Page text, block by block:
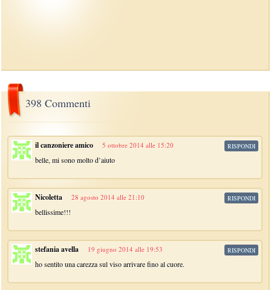
398 Commenti
il canzoniere amico 5 ottobre 2014 alle 15:20
belle, mi sono molto d’aiuto
RISPONDI
Nicoletta 28 agosto 2014 alle 21:10
bellissime!!!
RISPONDI
stefania avella 19 giugno 2014 alle 19:53
ho sentito una carezza sul viso arrivare fino al cuore.
RISPONDI